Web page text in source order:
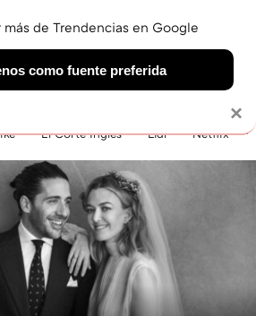
VIAJES GASTRO SNEAKERS
El Corte Inglés Lidl Netflix
×
más de Trendencias en Google
como fuente preferida